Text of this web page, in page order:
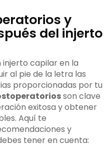
y
del injerto
injerto capilar en la
al pie de la letra las
proporcionadas por tu
son clave
exitosa y obtener
Aquí te
y
tener en cuenta: